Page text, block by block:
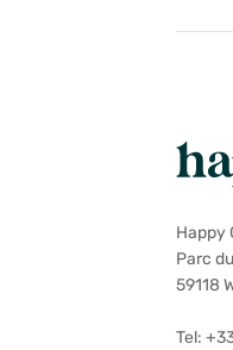
Happy
Parc
59118
Tel: